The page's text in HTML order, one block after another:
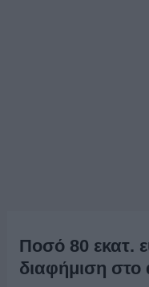
Ποσό 80 εκατ.
διαφήμιση στο